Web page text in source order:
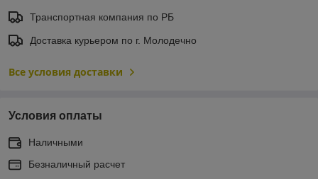
Транспортная компания по РБ
Доставка курьером по г. Молодечно
Все условия доставки
Условия оплаты
Наличными
Безналичный расчет